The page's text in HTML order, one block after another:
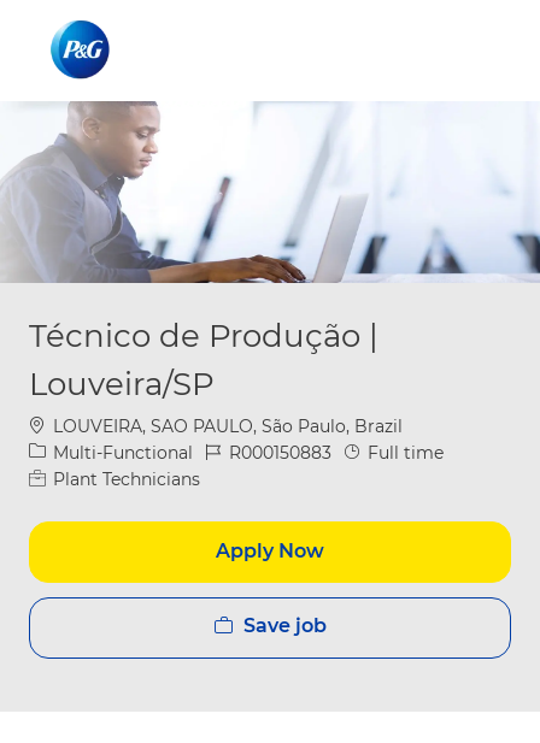
Técnico de Produção |
Louveira/SP
Location
LOUVEIRA, SAO PAULO, São Paulo, Brazil
Category
Multi-Functional Job IdR000150883 Job Type
Full time
Plant Technicians
Apply Now
Save job